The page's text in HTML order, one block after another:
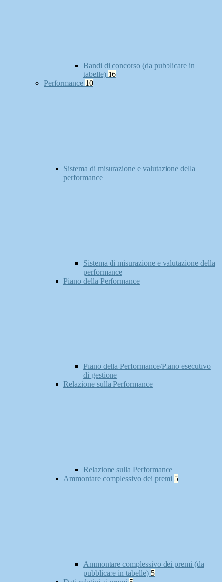
Bandi di concorso (da pubblicare in
tabelle) 16
Performance 10
Sistema di misurazione e valutazione della
performance
Sistema di misurazione e valutazione della
performance
Piano della Performance
Piano della Performance/Piano esecutivo
di gestione
Relazione sulla Performance
Relazione sulla Performance
Ammontare complessivo dei premi 5
Ammontare complessivo dei premi (da
pubblicare in tabelle) 5